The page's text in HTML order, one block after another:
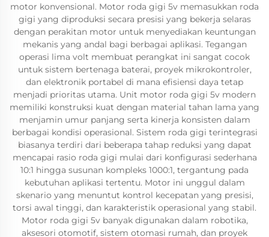
motor konvensional. Motor roda gigi 5v memasukkan roda
gigi yang diproduksi secara presisi yang bekerja selaras
dengan perakitan motor untuk menyediakan keuntungan
mekanis yang andal bagi berbagai aplikasi. Tegangan
operasi lima volt membuat perangkat ini sangat cocok
untuk sistem bertenaga baterai, proyek mikrokontroler,
dan elektronik portabel di mana efisiensi daya tetap
menjadi prioritas utama. Unit motor roda gigi 5v modern
memiliki konstruksi kuat dengan material tahan lama yang
menjamin umur panjang serta kinerja konsisten dalam
berbagai kondisi operasional. Sistem roda gigi terintegrasi
biasanya terdiri dari beberapa tahap reduksi yang dapat
mencapai rasio roda gigi mulai dari konfigurasi sederhana
10:1 hingga susunan kompleks 1000:1, tergantung pada
kebutuhan aplikasi tertentu. Motor ini unggul dalam
skenario yang menuntut kontrol kecepatan yang presisi,
torsi awal tinggi, dan karakteristik operasional yang stabil.
Motor roda gigi 5v banyak digunakan dalam robotika,
aksesori otomotif, sistem otomasi rumah, dan proyek